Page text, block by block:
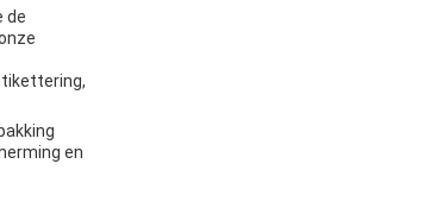
de
en